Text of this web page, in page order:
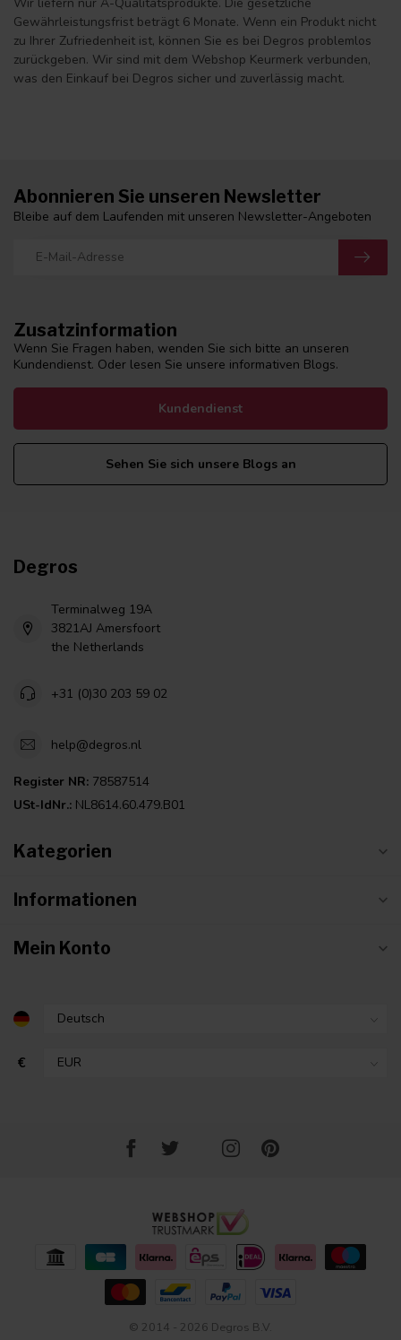
Gewährleistungsfrist beträgt 6 Monate. Wenn ein Produkt nicht
zu Ihrer Zufriedenheit ist, können Sie es bei Degros problemlos
zurückgeben. Wir sind mit dem Webshop Keurmerk verbunden,
was den Einkauf bei Degros sicher und zuverlässig macht.
Zusatzinformation
Wenn Sie Fragen haben, wenden Sie sich bitte an unseren
Kundendienst. Oder lesen Sie unsere informativen Blogs.
Kundendienst
Sehen Sie sich unsere Blogs an
Abonnieren Sie unseren Newsletter
Bleibe auf dem Laufenden mit unseren Newsletter-Angeboten
Degros
Terminalweg 19A
3821AJ Amersfoort
the Netherlands
+31 (0)30 203 59 02
help@degros.nl
Register NR: 78587514
USt-IdNr.: NL8614.60.479.B01
Kategorien
Informationen
Mein Konto
€
© 2014 - 2026 Degros B.V.